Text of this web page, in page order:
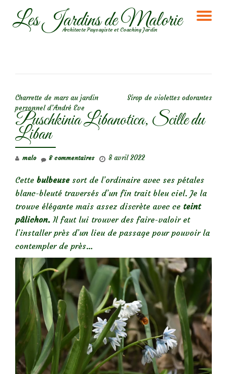
AllerLes Jardins de Malorie
Architecte Paysagiste et Coaching Jardin
Charrette de mars au jardin
personnel d’André Eve
Sirop de violettes odorantes
Puschkinia Libanotica, Scille du
Liban
malo 8 avril 2022
8 commentaires
Cette bulbeusesort de l’ordinaire avec ses pétales
blanc-bleuté traversés d’un fin trait bleu ciel. Je la
trouve élégante mais assez discrète avec ce teint
pâlichon. Il faut lui trouver des faire-valoir et
l’installer près d’un lieu de passage pour pouvoir la
contempler de près…